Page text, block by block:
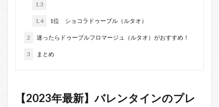
1.3
1.4 1位 ショコラドゥーブル（ルタオ）
2 迷ったらドゥーブルフロマージュ（ルタオ）がおすすめ！
3 まとめ
【2023年最新】バレンタインのプレ